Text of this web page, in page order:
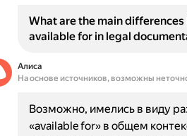
What are the main
available for in legal
Алиса
На основе источников, возможны
Возможно, имелись в виду
«available for» в общем